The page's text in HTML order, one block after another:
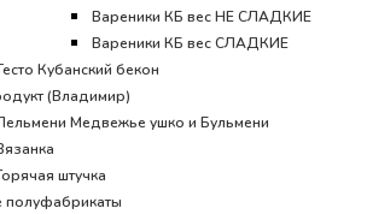
Вареники КБ вес НЕ СЛАДКИЕ
Вареники КБ вес СЛАДКИЕ
Кубанский бекон
(Владимир)
Медвежье ушко и Бульмени
штучка
полуфабрикаты